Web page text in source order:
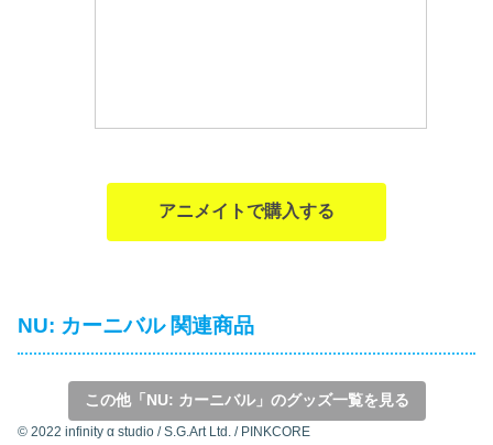
アニメイトで購入する
NU: カーニバル 関連商品
この他「NU: カーニバル」のグッズ一覧を見る
© 2022 infinity α studio / S.G.Art Ltd. / PINKCORE